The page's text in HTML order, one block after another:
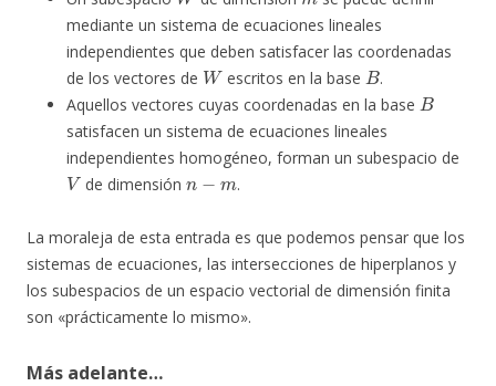
mediante un sistema de ecuaciones lineales
independientes que deben satisfacer las coordenadas
de los vectores de
W
escritos en la base
B
.
Aquellos vectores cuyas coordenadas en la base
satisfacen un sistema de ecuaciones lineales
independientes homogéneo, forman un subespacio de
V
de dimensión
n−m
.
La moraleja de esta entrada es que podemos pensar que los
sistemas de ecuaciones, las intersecciones de hiperplanos y
los subespacios de un espacio vectorial de dimensión finita
son «prácticamente lo mismo».
Más adelante…